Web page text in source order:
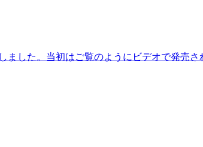
した。当初はご覧のようにビデオで発売